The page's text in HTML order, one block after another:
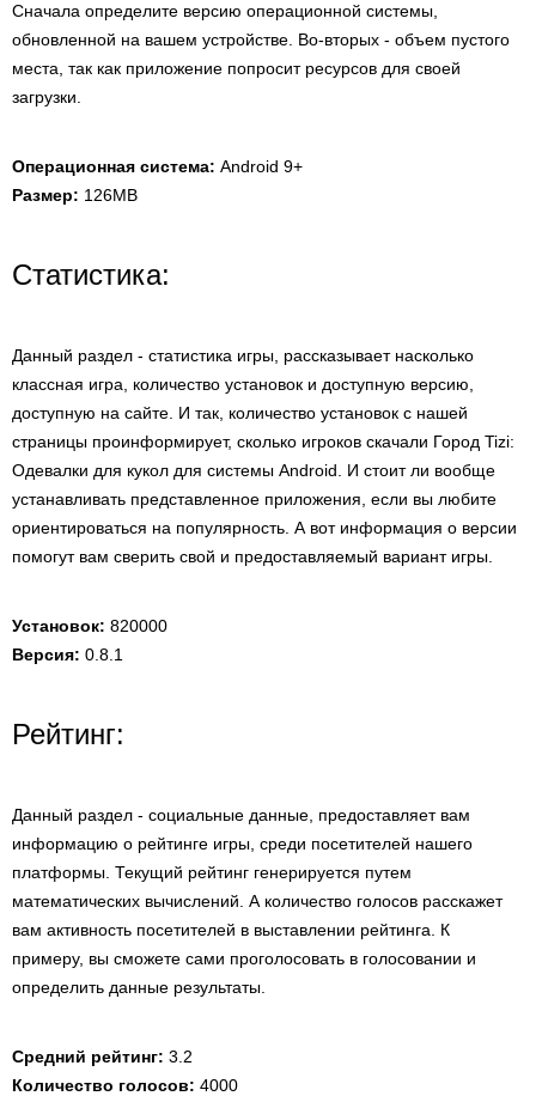
Сначала определите версию операционной системы,
обновленной на вашем устройстве. Во-вторых - объем пустого
места, так как приложение попросит ресурсов для своей
загрузки.
Операционная система: Android 9+
Размер: 126MB
Статистика:
Данный раздел - статистика игры, рассказывает насколько
классная игра, количество установок и доступную версию,
доступную на сайте. И так, количество установок с нашей
страницы проинформирует, сколько игроков скачали Город Tizi:
Одевалки для кукол для системы Android. И стоит ли вообще
устанавливать представленное приложения, если вы любите
ориентироваться на популярность. А вот информация о версии
помогут вам сверить свой и предоставляемый вариант игры.
Установок: 820000
Версия: 0.8.1
Рейтинг:
Данный раздел - социальные данные, предоставляет вам
информацию о рейтинге игры, среди посетителей нашего
платформы. Текущий рейтинг генерируется путем
математических вычислений. А количество голосов расскажет
вам активность посетителей в выставлении рейтинга. К
примеру, вы сможете сами проголосовать в голосовании и
определить данные результаты.
Средний рейтинг: 3.2
Количество голосов: 4000